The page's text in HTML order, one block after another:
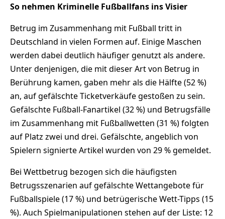
So nehmen Kriminelle Fußballfans ins Visier
Betrug im Zusammenhang mit Fußball tritt in
Deutschland in vielen Formen auf. Einige Maschen
werden dabei deutlich häufiger genutzt als andere.
Unter denjenigen, die mit dieser Art von Betrug in
Berührung kamen, gaben mehr als die Hälfte (52 %)
an, auf gefälschte Ticketverkäufe gestoßen zu sein.
Gefälschte Fußball-Fanartikel (32 %) und Betrugsfälle
im Zusammenhang mit Fußballwetten (31 %) folgten
auf Platz zwei und drei. Gefälschte, angeblich von
Spielern signierte Artikel wurden von 29 % gemeldet.
Bei Wettbetrug bezogen sich die häufigsten
Betrugsszenarien auf gefälschte Wettangebote für
Fußballspiele (17 %) und betrügerische Wett-Tipps (15
%). Auch Spielmanipulationen stehen auf der Liste: 12